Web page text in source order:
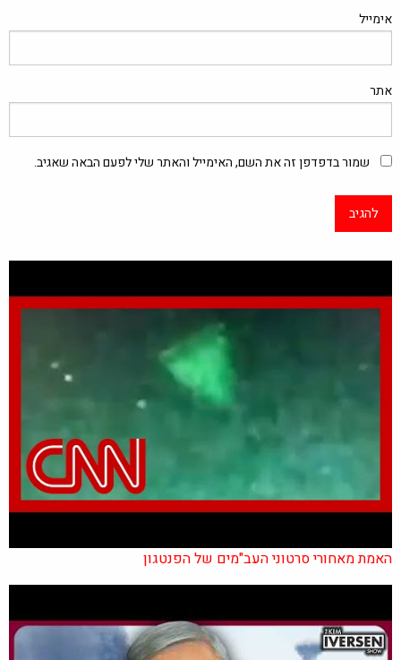
אימייל
אתר
שמור בדפדפן זה את השם, האימייל והאתר שלי לפעם הבאה שאגיב.
האמת מאחורי סרטוני העב"מים של הפנטגון